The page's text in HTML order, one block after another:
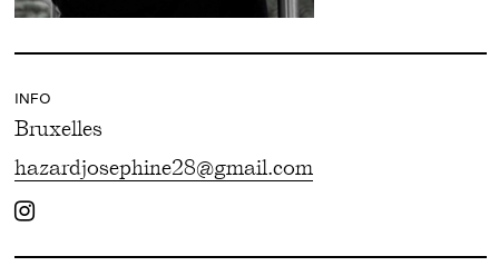
INFO
Bruxelles
hazardjosephine28@gmail.com